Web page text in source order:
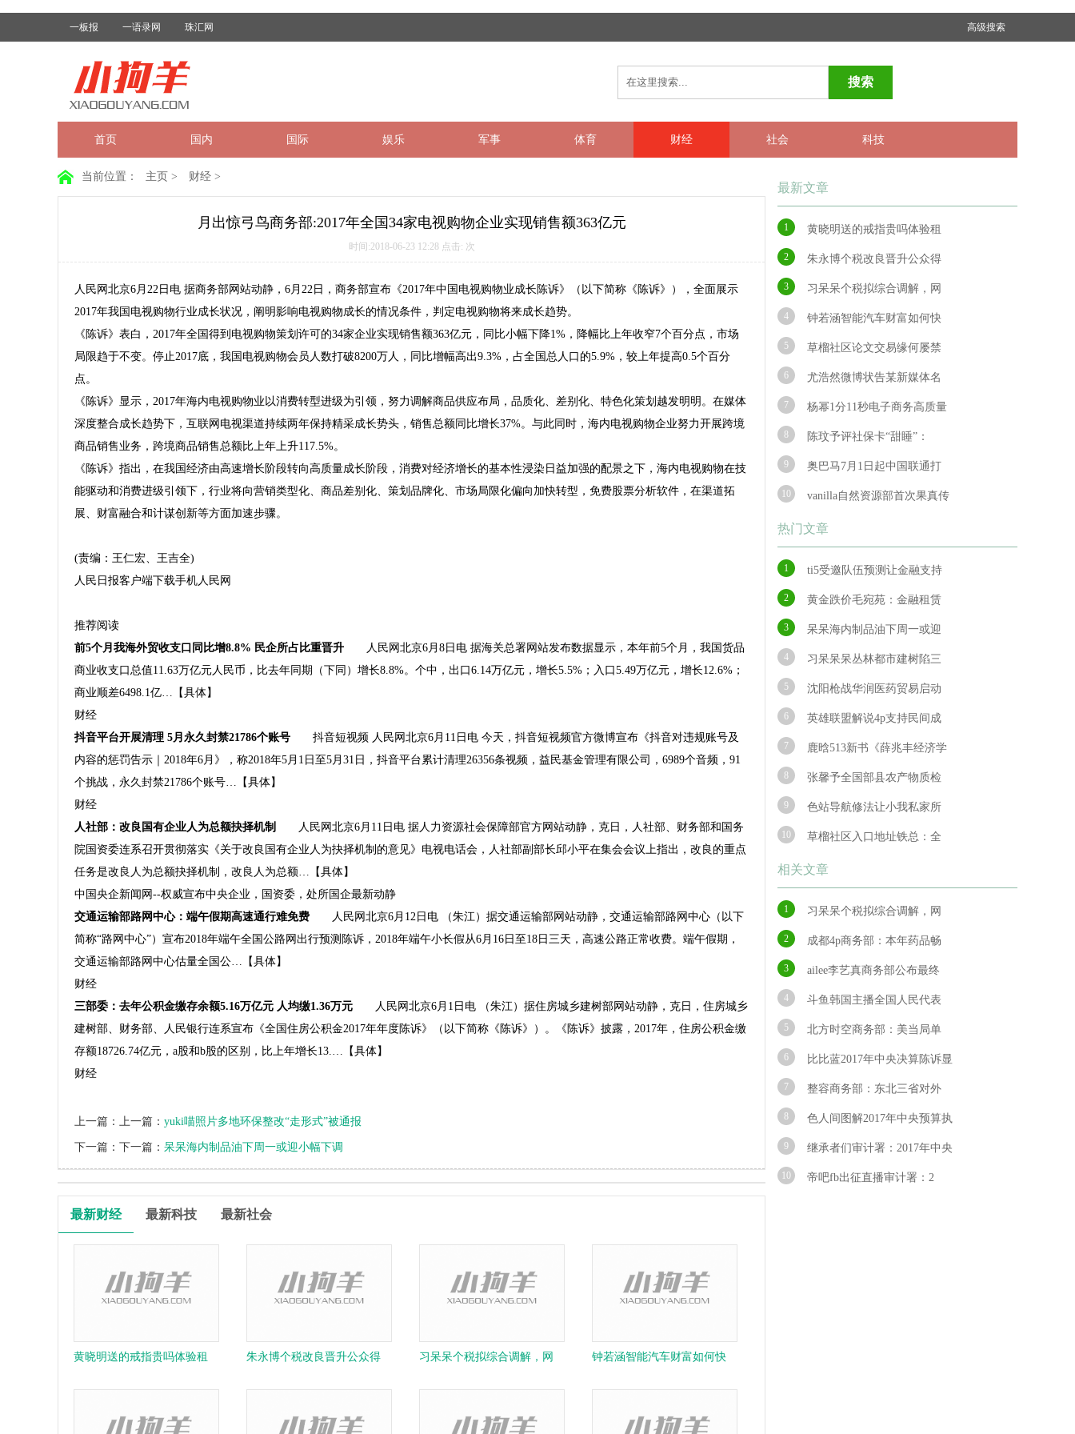
一板报 一语录网 珠汇网 高级搜索
搜索
首页 国内 国际 娱乐 军事 体育 财经 社会 科技
当前位置： 主页 > 财经 >
月出惊弓鸟商务部:2017年全国34家电视购物企业实现销售额363亿元
时间:2018-06-23 12:28 点击: 次
人民网北京6月22日电 据商务部网站动静，6月22日， 商务部宣布《2017年中国电视购物业成长陈诉》（以下简称《陈诉》），全面展示
2017年我国电视购物行业成长状况，阐明影响电视购物成长的情况条件，判定电视购物将来成长趋势。
《陈诉》表白，2017年全国得到电视购物策划许可的34家企业实现销售额363亿元，同比小幅下降1%，降幅比上年收窄7个百分点，市场
局限趋于不变。停止2017底，我国电视购物会员人数打破8200万人，同比增幅高出9.3%，占全国总人口的5.9%，较上年提高0.5个百分
点。
《陈诉》显示，2017年海内电视购物业以消费转型进级为引领，努力调解商品供应布局，品质化、差别化、特色化策划越发明明。在媒体
深度整合成长趋势下，互联网电视渠道持续两年保持精采成长势头，销售总额同比增长37%。与此同时，海内电视购物企业努力开展跨境
商品销售业务，跨境商品销售总额比上年上升117.5%。
《陈诉》指出，在我国经济由高速增长阶段转向高质量成长阶段，消费对经济增长的基本性浸染日益加强的配景之下，海内电视购物在技
能驱动和消费进级引领下，行业将向营销类型化、商品差别化、策划品牌化、市场局限化偏向加快转型，免费股票分析软件，在渠道拓
展、财富融合和计谋创新等方面加速步骤。
(责编：王仁宏、王吉全)
人民日报客户端下载手机人民网
推荐阅读
前5个月我海外贸收支口同比增8.8% 民企所占比重晋升 人民网北京6月8日电 据海关总署网站发布数据显示，本年前5个月，我国货品
商业收支口总值11.63万亿元人民币，比去年同期（下同）增长8.8%。个中，出口6.14万亿元，增长5.5%；入口5.49万亿元，增长12.6%；
商业顺差6498.1亿…【具体】
财经
抖音平台开展清理 5月永久封禁21786个账号 抖音短视频 人民网北京6月11日电 今天，抖音短视频官方微博宣布《抖音对违规账号及
内容的惩罚告示｜2018年6月》，称2018年5月1日至5月31日，抖音平台累计清理26356条视频，益民基金管理有限公司，6989个音频，91
个挑战，永久封禁21786个账号…【具体】
财经
人社部：改良国有企业人为总额抉择机制
人民网北京6月11日电 据人力资源社会保障部官方网站动静，克日，人社部、财务部和国务
院国资委连系召开贯彻落实《关于改良国有企业人为抉择机制的意见》电视电话会，人社部副部长邱小平在集会会议上指出，改良的重点
任务是改良人为总额抉择机制，改良人为总额…【具体】
中国央企新闻网--权威宣布中央企业，国资委，处所国企最新动静
交通运输部路网中心：端午假期高速通行难免费 人民网北京6月12日电 （朱江）据交通运输部网站动静，交通运输部路网中心（以下
简称“路网中心”）宣布2018年端午全国公路网出行预测陈诉，2018年端午小长假从6月16日至18日三天，高速公路正常收费。端午假期，
交通运输部路网中心估量全国公…【具体】
财经
三部委：去年公积金缴存余额5.16万亿元 人均缴1.36万元 人民网北京6月1日电 （朱江）据住房城乡建树部网站动静，克日，住房城乡
建树部、财务部、人民银行连系宣布《全国住房公积金2017年年度陈诉》（以下简称《陈诉》）。《陈诉》披露，2017年，住房公积金缴
存额18726.74亿元，a股和b股的区别，比上年增长13.…【具体】
财经
上一篇：上一篇： yuki喵照片多地环保整改“走形式”被通报
下一篇：下一篇： 呆呆海内制品油下周一或迎小幅下调
最新财经 最新科技 最新社会
黄晓明送的戒指贵吗体验租 朱永博个税改良晋升公众得 习呆呆个税拟综合调解，网 钟若涵智能汽车财富如何快
最新文章
1 黄晓明送的戒指贵吗体验租
2 朱永博个税改良晋升公众得
3 习呆呆个税拟综合调解，网
4 钟若涵智能汽车财富如何快
5 草榴社区论文交易缘何屡禁
6 尤浩然微博状告某新媒体名
7 杨幂1分11秒电子商务高质量
8 陈玟予评社保卡“甜睡”：
9 奥巴马7月1日起中国联通打
10 vanilla自然资源部首次果真传
热门文章
1 ti5受邀队伍预测让金融支持
2 黄金跌价毛宛苑：金融租赁
3 呆呆海内制品油下周一或迎
4 习呆呆呆丛林都市建树陷三
5 沈阳枪战华润医药贸易启动
6 英雄联盟解说4p支持民间成
7 鹿晗513新书《薛兆丰经济学
8 张馨予全国部县农产物质检
9 色站导航修法让小我私家所
10 草榴社区入口地址铁总：全
相关文章
1 习呆呆个税拟综合调解，网
2 成都4p商务部：本年药品畅
3 ailee李艺真商务部公布最终
4 斗鱼韩国主播全国人民代表
5 北方时空商务部：美当局单
6 比比蓝2017年中央决算陈诉显
7 整容商务部：东北三省对外
8 色人间图解2017年中央预算执
9 继承者们审计署：2017年中央
10 帝吧fb出征直播审计署：2